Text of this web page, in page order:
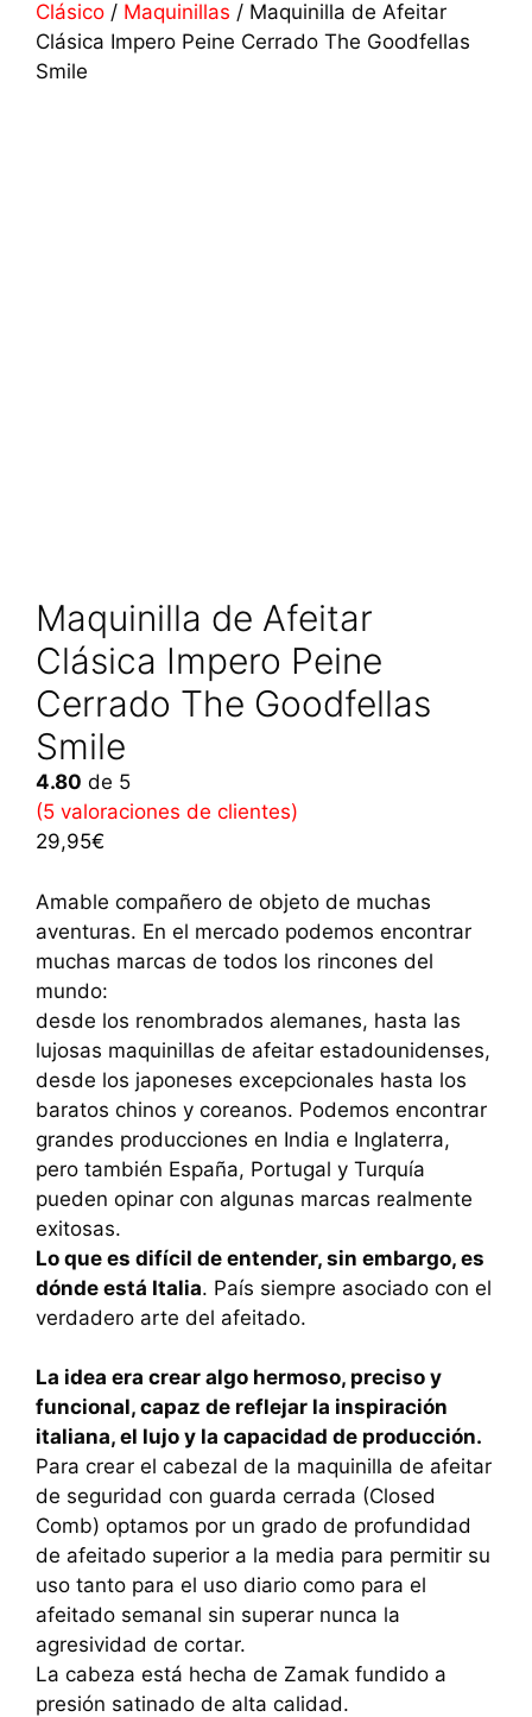
Clásico / Maquinillas / Maquinilla de Afeitar
Clásica Impero Peine Cerrado The Goodfellas
Smile
Maquinilla de Afeitar
Clásica Impero Peine
Cerrado The Goodfellas
Smile
4.80 de 5
(5 valoraciones de clientes)
29,95€
Amable compañero de objeto de muchas
aventuras. En el mercado podemos encontrar
muchas marcas de todos los rincones del
mundo:
desde los renombrados alemanes, hasta las
lujosas maquinillas de afeitar estadounidenses,
desde los japoneses excepcionales hasta los
baratos chinos y coreanos. Podemos encontrar
grandes producciones en India e Inglaterra,
pero también España, Portugal y Turquía
pueden opinar con algunas marcas realmente
exitosas.
Lo que es difícil de entender, sin embargo, es
dónde está Italia. País siempre asociado con el
verdadero arte del afeitado.
La idea era crear algo hermoso, preciso y
funcional, capaz de reflejar la inspiración
italiana, el lujo y la capacidad de producción.
Para crear el cabezal de la maquinilla de afeitar
de seguridad con guarda cerrada (Closed
Comb) optamos por un grado de profundidad
de afeitado superior a la media para permitir su
uso tanto para el uso diario como para el
afeitado semanal sin superar nunca la
agresividad de cortar.
La cabeza está hecha de Zamak fundido a
presión satinado de alta calidad.